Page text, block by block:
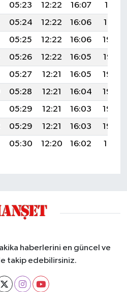
05:23 12:22 16:07
19:11
05:24 12:22 16:06
19:10
05:25 12:22 16:06
19:09
05:26 12:22 16:05
19:07
05:27 12:21 16:05
19:06
05:28 12:21 16:04
19:05
05:29 12:21 16:03
19:03
05:29 12:21 16:03
19:02
05:30 12:20 16:02 19:01
haberlerini en güncel ve
takip edebilirsiniz.